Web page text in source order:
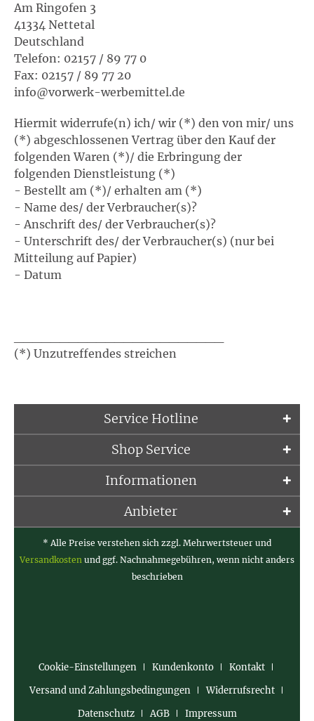
Am Ringofen 3
41334 Nettetal
Deutschland
Telefon: 02157 / 89 77 0
Fax: 02157 / 89 77 20
info@vorwerk-werbemittel.de
Hiermit widerrufe(n) ich/ wir (*) den von mir/ uns
(*) abgeschlossenen Vertrag über den Kauf der
folgenden Waren (*)/ die Erbringung der
folgenden Dienstleistung (*)
- Bestellt am (*)/ erhalten am (*)
- Name des/ der Verbraucher(s)?
- Anschrift des/ der Verbraucher(s)?
- Unterschrift des/ der Verbraucher(s) (nur bei
Mitteilung auf Papier)
- Datum
(*) Unzutreffendes streichen
Service Hotline
Shop Service
Informationen
Anbieter
* Alle Preise verstehen sich zzgl. Mehrwertsteuer und
Versandkosten und ggf. Nachnahmegebühren, wenn nicht anders
beschrieben
Cookie-Einstellungen Kundenkonto
Kontakt
Versand und Zahlungsbedingungen
Widerrufsrecht
Datenschutz
AGB Impressum